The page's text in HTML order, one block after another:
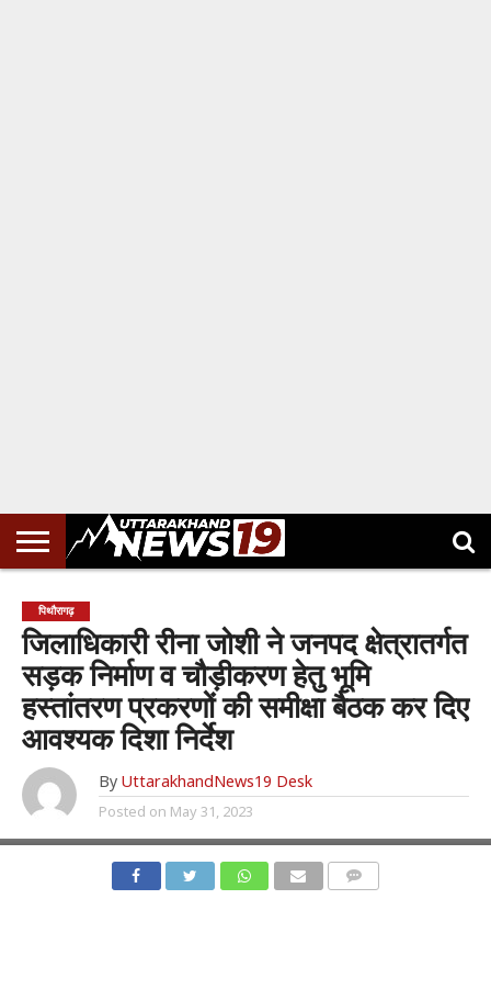
पिथौरागढ़
जिलाधिकारी रीना जोशी ने जनपद क्षेत्रातर्गत
सड़क निर्माण व चौड़ीकरण हेतु भूमि
हस्तांतरण प्रकरणों की समीक्षा बैठक कर दिए
आवश्यक दिशा निर्देश
By UttarakhandNews19 Desk
Posted on May 31, 2023